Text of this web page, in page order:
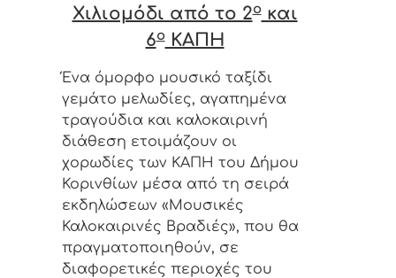
Χιλιομόδι από το 2οκαι
6οΚΑΠΗ
Ένα όμορφο μουσικό ταξίδι
γεμάτο μελωδίες, αγαπημένα
τραγούδια και καλοκαιρινή
διάθεση ετοιμάζουν οι
χορωδίες των ΚΑΠΗ του Δήμου
Κορινθίων μέσα από τη σειρά
εκδηλώσεων «Μουσικές
Καλοκαιρινές Βραδιές», που θα
πραγματοποιηθούν, σε
διαφορετικές περιοχές του